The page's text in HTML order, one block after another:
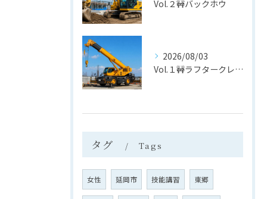
Vol.２🚧バックホウ
2026/08/03
Vol.１🚧ラフタークレーン
タグ Tags
女性 延岡市 技能講習 東郷